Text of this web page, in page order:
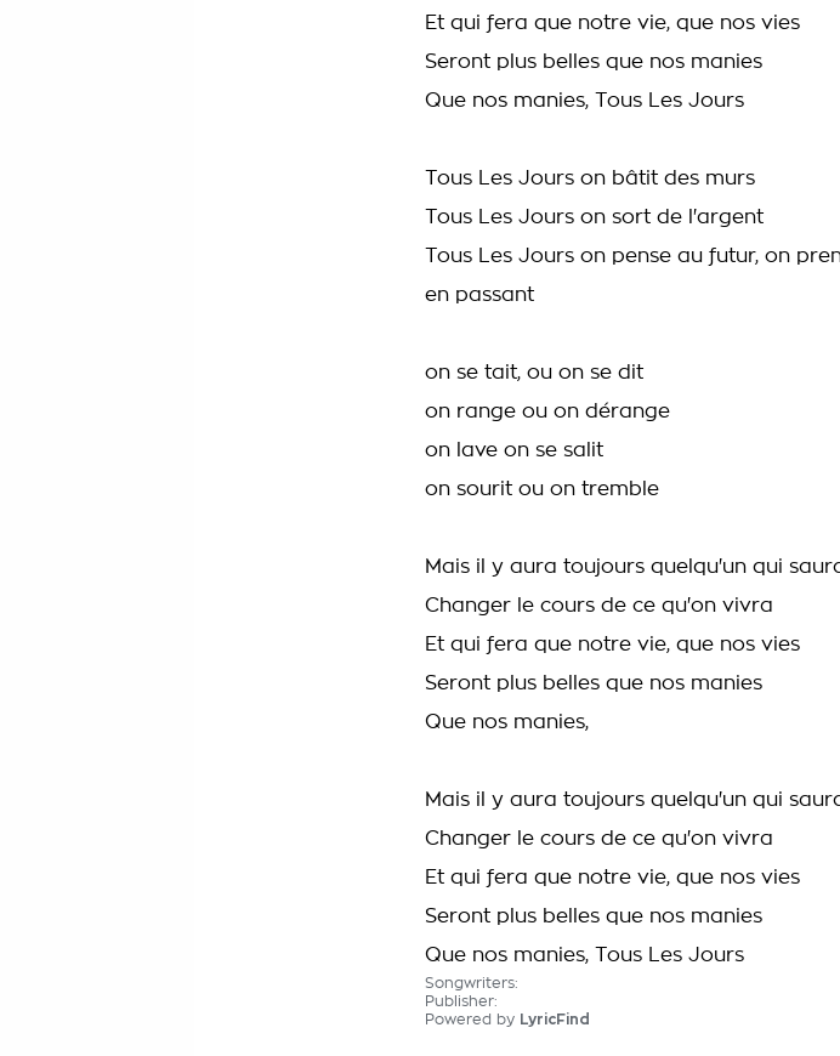
Et qui fera que notre vie, que nos vies
Seront plus belles que nos manies
Que nos manies, Tous Les Jours
Tous Les Jours on bâtit des murs
Tous Les Jours on sort de l'argent
Tous Les Jours on pense au futur, on
en passant
on se tait, ou on se dit
on range ou on dérange
on lave on se salit
on sourit ou on tremble
Mais il y aura toujours quelqu'un qui
Changer le cours de ce qu'on vivra
Et qui fera que notre vie, que nos vies
Seront plus belles que nos manies
Que nos manies,
Mais il y aura toujours quelqu'un qui
Changer le cours de ce qu'on vivra
Et qui fera que notre vie, que nos vies
Seront plus belles que nos manies
Que nos manies, Tous Les Jours
Songwriters:
Publisher:
Powered by LyricFind